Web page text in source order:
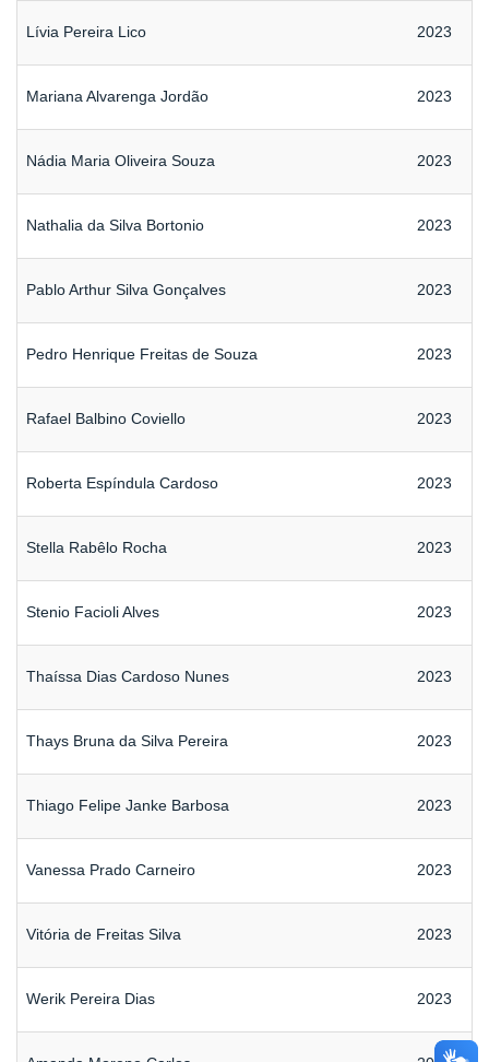
Lívia Pereira Lico 2023
Mariana Alvarenga Jordão 2023
Nádia Maria Oliveira Souza 2023
Nathalia da Silva Bortonio 2023
Pablo Arthur Silva Gonçalves 2023
Pedro Henrique Freitas de Souza 2023
Rafael Balbino Coviello 2023
Roberta Espíndula Cardoso 2023
Stella Rabêlo Rocha 2023
Stenio Facioli Alves 2023
Thaíssa Dias Cardoso Nunes 2023
Thays Bruna da Silva Pereira 2023
Thiago Felipe Janke Barbosa 2023
Vanessa Prado Carneiro 2023
Vitória de Freitas Silva 2023
Werik Pereira Dias 2023